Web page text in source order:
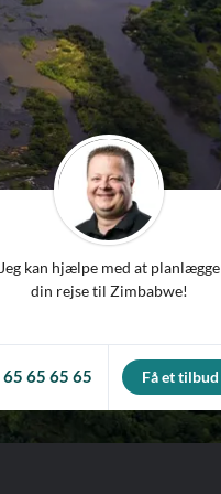
Jeg kan hjælpe med at planlægge
din rejse til Zimbabwe!
65 65 65 65 Få et tilbud